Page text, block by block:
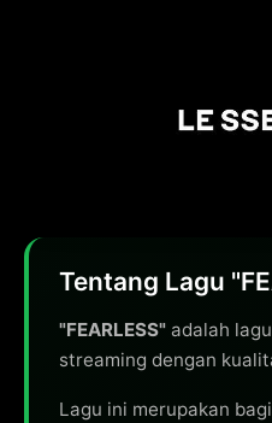
Tentang Lagu
"FEARLESS" adalah
streaming dengan
Lagu ini merupakan